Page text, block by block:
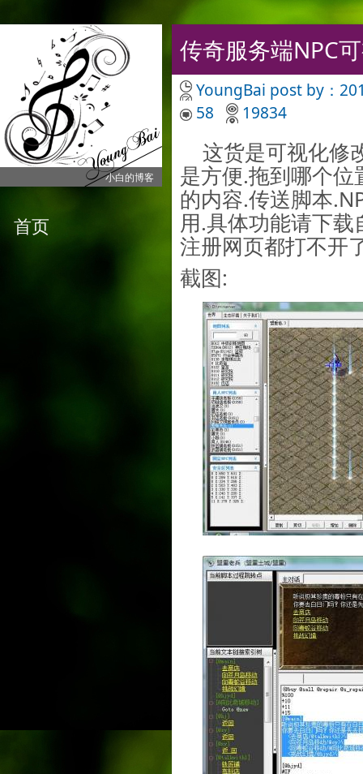
小白的博客
首页
传奇服务端NPC
YoungBai post by：
58
19834
这货是可视化修
是方便.拖到哪个位
的内容.传送脚本
用.具体功能请下
注册网页都打不开
截图: